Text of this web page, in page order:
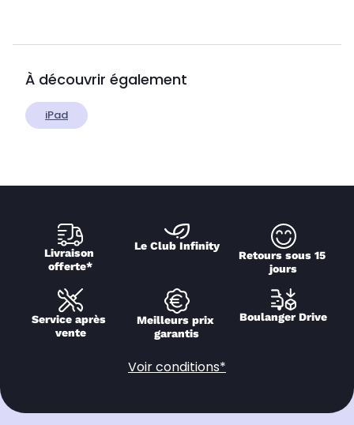
À découvrir également
iPad
Livraison
offerte*
Le Club Infinity
Retours sous 15
jours
Service après
vente
Meilleurs prix
garantis
Boulanger Drive
Voir conditions*